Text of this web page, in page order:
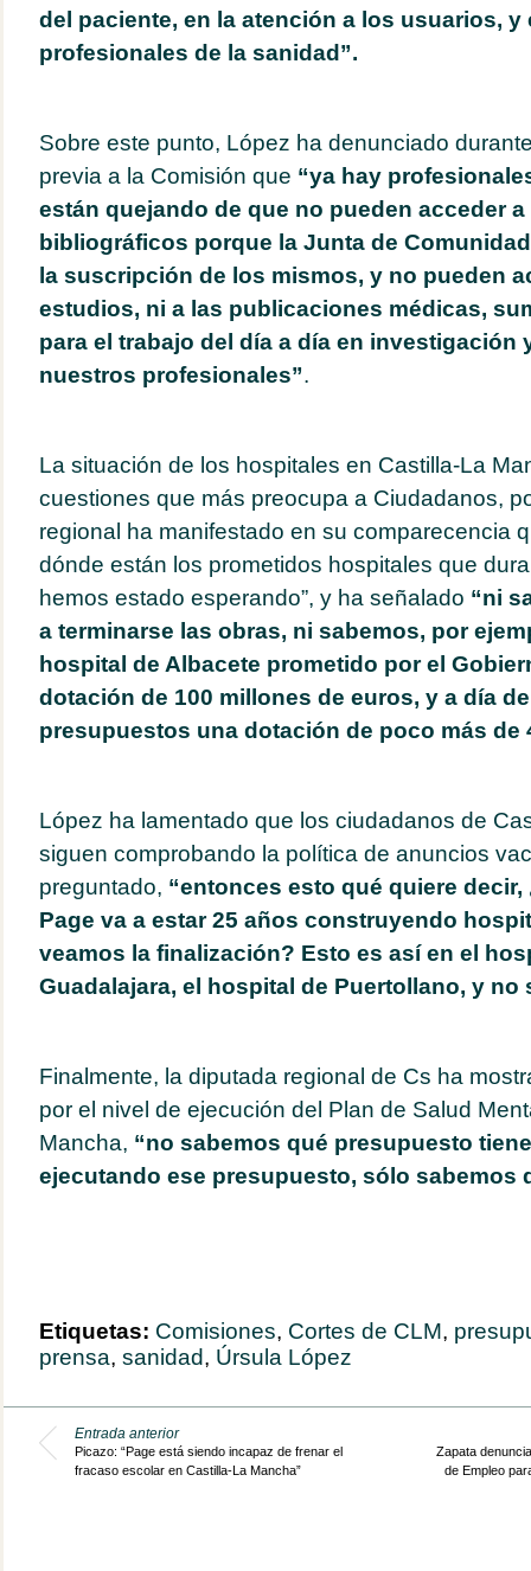
del paciente, en la atención a los usuarios, y
profesionales de la sanidad”.
Sobre este punto, López ha denunciado
previa a la Comisión que “ya hay
están quejando de que no pueden acceder
bibliográficos porque la Junta de
la suscripción de los mismos, y no pueden
estudios, ni a las publicaciones médicas,
para el trabajo del día a día en investigación
nuestros profesionales”.
La situación de los hospitales en Castilla-La
cuestiones que más preocupa a Ciudadanos,
regional ha manifestado en su comparecencia
dónde están los prometidos hospitales que
hemos estado esperando”, y ha señalado “ni
a terminarse las obras, ni sabemos, por
hospital de Albacete prometido por el
dotación de 100 millones de euros, y a día
presupuestos una dotación de poco más de
López ha lamentado que los ciudadanos de
siguen comprobando la política de anuncios
preguntado, “entonces esto qué quiere
Page va a estar 25 años construyendo
veamos la finalización? Esto es así en el
Guadalajara, el hospital de Puertollano, y no
Finalmente, la diputada regional de Cs ha
por el nivel de ejecución del Plan de Salud
Mancha, “no sabemos qué presupuesto
ejecutando ese presupuesto, sólo sabemos
Etiquetas: Comisiones, Cortes de CLM,
prensa, sanidad, Úrsula López
Entrada anterior
Picazo: “Page está siendo incapaz de frenar el
fracaso escolar en Castilla-La Mancha”
Zapata
de Empleo